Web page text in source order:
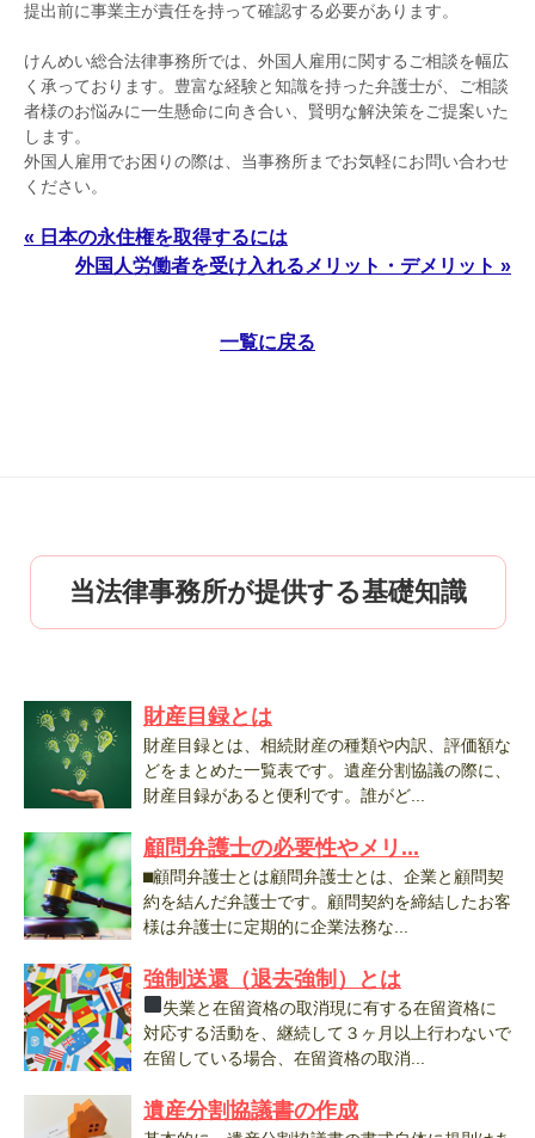
提出前に事業主が責任を持って確認する必要があります。
けんめい総合法律事務所では、外国人雇用に関するご相談を幅広
く承っております。豊富な経験と知識を持った弁護士が、ご相談
者様のお悩みに一生懸命に向き合い、賢明な解決策をご提案いた
します。
外国人雇用でお困りの際は、当事務所までお気軽にお問い合わせ
ください。
« 日本の永住権を取得するには
外国人労働者を受け入れるメリット・デメリット »
一覧に戻る
当法律事務所が提供する基礎知識
財産目録とは
財産目録とは、相続財産の種類や内訳、評価額な
どをまとめた一覧表です。遺産分割協議の際に、
財産目録があると便利です。誰がど...
顧問弁護士の必要性やメリ...
⬛︎顧問弁護士とは顧問弁護士とは、企業と顧問契
約を結んだ弁護士です。顧問契約を締結したお客
様は弁護士に定期的に企業法務な...
強制送還（退去強制）とは
失業と在留資格の取消現に有する在留資格に
対応する活動を、継続して３ヶ月以上行わないで
在留している場合、在留資格の取消...
遺産分割協議書の作成